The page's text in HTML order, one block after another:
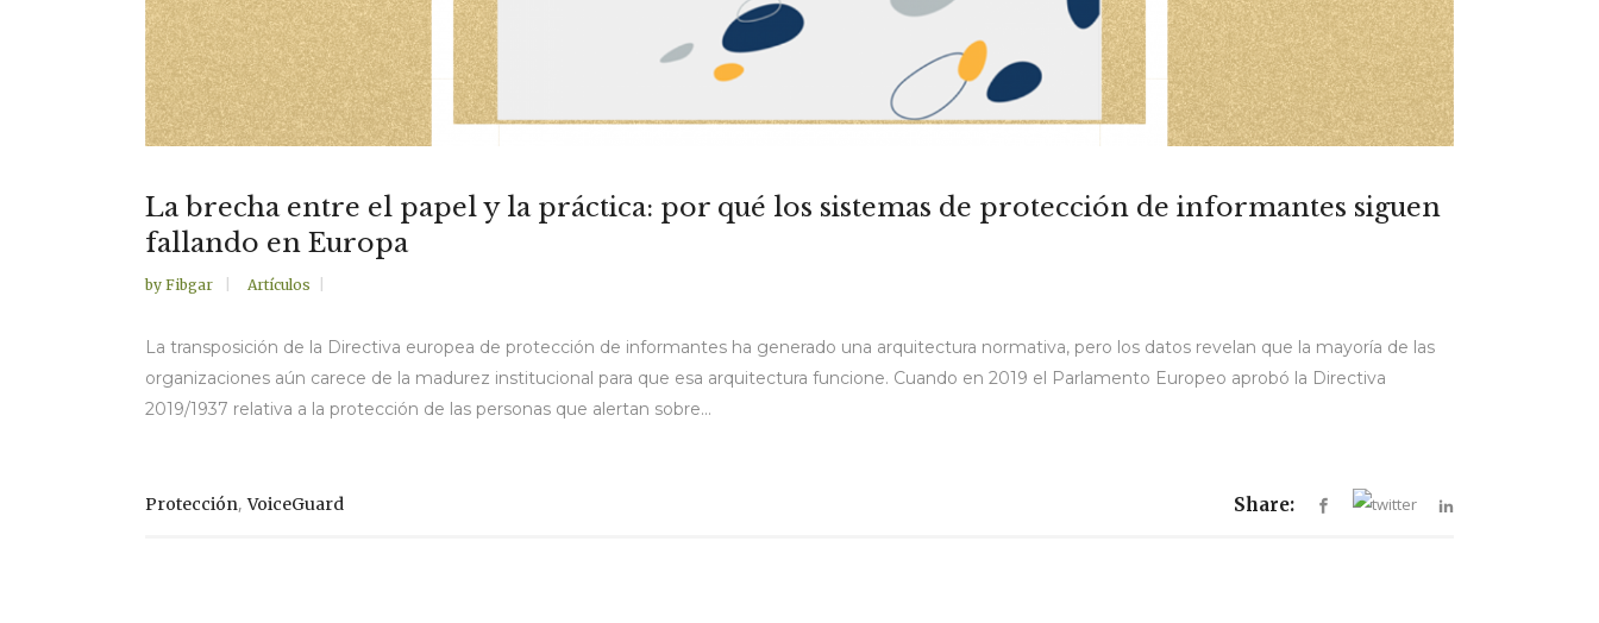
La brecha entre el papel y la práctica: por qué los sistemas de protección de informantes siguen
fallando en Europa
by Fibgar Artículos
La transposición de la Directiva europea de protección de informantes ha generado una arquitectura normativa, pero los datos revelan que la mayoría de las
organizaciones aún carece de la madurez institucional para que esa arquitectura funcione. Cuando en 2019 el Parlamento Europeo aprobó la Directiva
2019/1937 relativa a la protección de las personas que alertan sobre...
Protección,VoiceGuard Share: